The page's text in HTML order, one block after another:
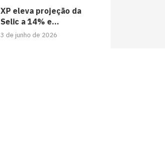
XP eleva projeção da
Selic a 14% e...
3 de junho de 2026